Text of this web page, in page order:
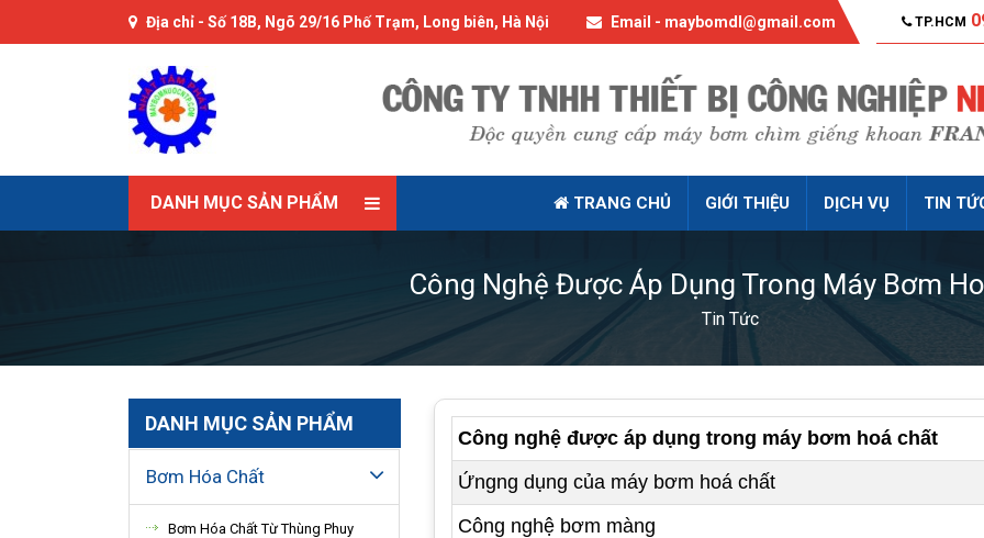
Địa chỉ - Số 18B, Ngõ 29/16 Phố Trạm, Long biên, Hà Nội Email - maybomdl@gmail.com TP.HCM
DANH MỤC SẢN PHẨM TRANG CHỦ GIỚI THIỆU DỊCH VỤ TIN
Công Nghệ Được Áp Dụng Trong Máy Bơm
Tin Tức
DANH MỤC SẢN PHẨM
Bơm Hóa Chất
Bơm Hóa Chất Từ Thùng Phuy
Công nghệ được áp dụng trong máy bơm hoá chất
Ứngng dụng của máy bơm hoá chất
Công nghệ bơm màng